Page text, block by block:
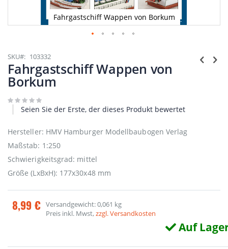
Fahrgastschiff Wappen von Borkum
Anfang
der
Bildgalerie
springen
SKU 103332
Fahrgastschiff Wappen von
Borkum
Seien Sie der Erste, der dieses Produkt bewertet
Hersteller: HMV Hamburger Modellbaubogen Verlag
Maßstab: 1:250
Schwierigkeitsgrad: mittel
Größe (LxBxH): 177x30x48 mm
8,99 € Versandgewicht: 0,061 kg
Preis inkl. Mwst,zzgl. Versandkosten
Auf